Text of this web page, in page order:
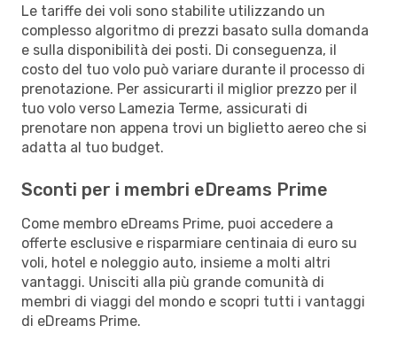
Le tariffe dei voli sono stabilite utilizzando un
complesso algoritmo di prezzi basato sulla domanda
e sulla disponibilità dei posti. Di conseguenza, il
costo del tuo volo può variare durante il processo di
prenotazione. Per assicurarti il miglior prezzo per il
tuo volo verso Lamezia Terme, assicurati di
prenotare non appena trovi un biglietto aereo che si
adatta al tuo budget.
Sconti per i membri eDreams Prime
Come membro eDreams Prime, puoi accedere a
offerte esclusive e risparmiare centinaia di euro su
voli, hotel e noleggio auto, insieme a molti altri
vantaggi. Unisciti alla più grande comunità di
membri di viaggi del mondo e scopri tutti i vantaggi
di eDreams Prime.